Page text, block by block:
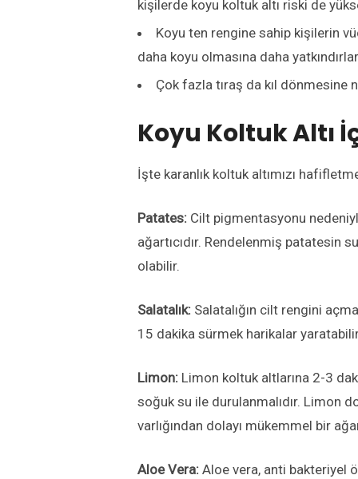
kişilerde koyu koltuk altı riski de
Koyu ten rengine sahip kişilerin
daha koyu olmasına daha yatkındırlar
Çok fazla tıraş da kıl dönmesine
Koyu Koltuk Altı
İşte karanlık koltuk altımızı
Patates: Cilt pigmentasyonu
ağartıcıdır. Rendelenmiş patatesin
olabilir.
Salatalık: Salatalığın cilt rengini
15 dakika sürmek harikalar
Limon: Limon koltuk altlarına 2-3
soğuk su ile durulanmalıdır. Limon
varlığından dolayı mükemmel bir
Aloe Vera: Aloe vera, anti bakteriyel